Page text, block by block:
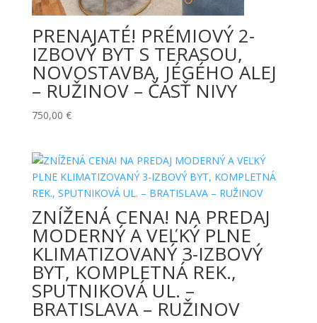
PRENAJATÉ! PRÉMIOVÝ 2-
IZBOVÝ BYT S TERASOU,
NOVOSTAVBA, JÉGÉHO ALEJ
– RUŽINOV – ČASŤ NIVY
750,00 €
ZNÍŽENÁ CENA! NA PREDAJ
MODERNÝ A VEĽKÝ PLNE
KLIMATIZOVANÝ 3-IZBOVÝ
BYT, KOMPLETNÁ REK.,
SPUTNIKOVÁ UL. –
BRATISLAVA – RUŽINOV